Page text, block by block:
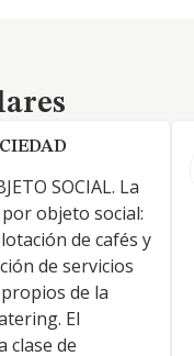
SOCIAL. La
objeto social:
de cafés y
de servicios
de la
El
clase de